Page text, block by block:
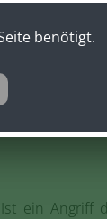
Im
ein Angriff
benötigt.